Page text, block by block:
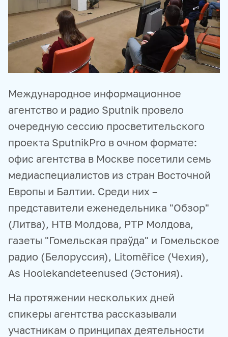
Международное информационное
агентство и радио Sputnik провело
очередную сессию просветительского
проекта SputnikPro в очном формате:
офис агентства в Москве посетили семь
медиаспециалистов из стран Восточной
Европы и Балтии. Среди них –
представители еженедельника "Обзор"
(Литва), НТВ Молдова, РТР Молдова,
газеты "Гомельская праўда" и Гомельское
радио (Белоруссия), Litoměřice (Чехия),
As Hoolekandeteenused (Эстония).
На протяжении нескольких дней
спикеры агентства рассказывали
участникам о принципах деятельности